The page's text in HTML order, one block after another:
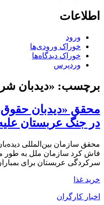
اطلاعات
ورود
خوراک ورودی‌ها
خوراک دیدگاه‌ها
وردپرس
برچسب: «دیدبان
محقق «دیدبان
در جنگ عربستان
محقق سازمان بین‌المللی
فاش کرد سازمان ملل به طور
سرکردگی عربستان برای
خرید غذا
اخبار کارگران